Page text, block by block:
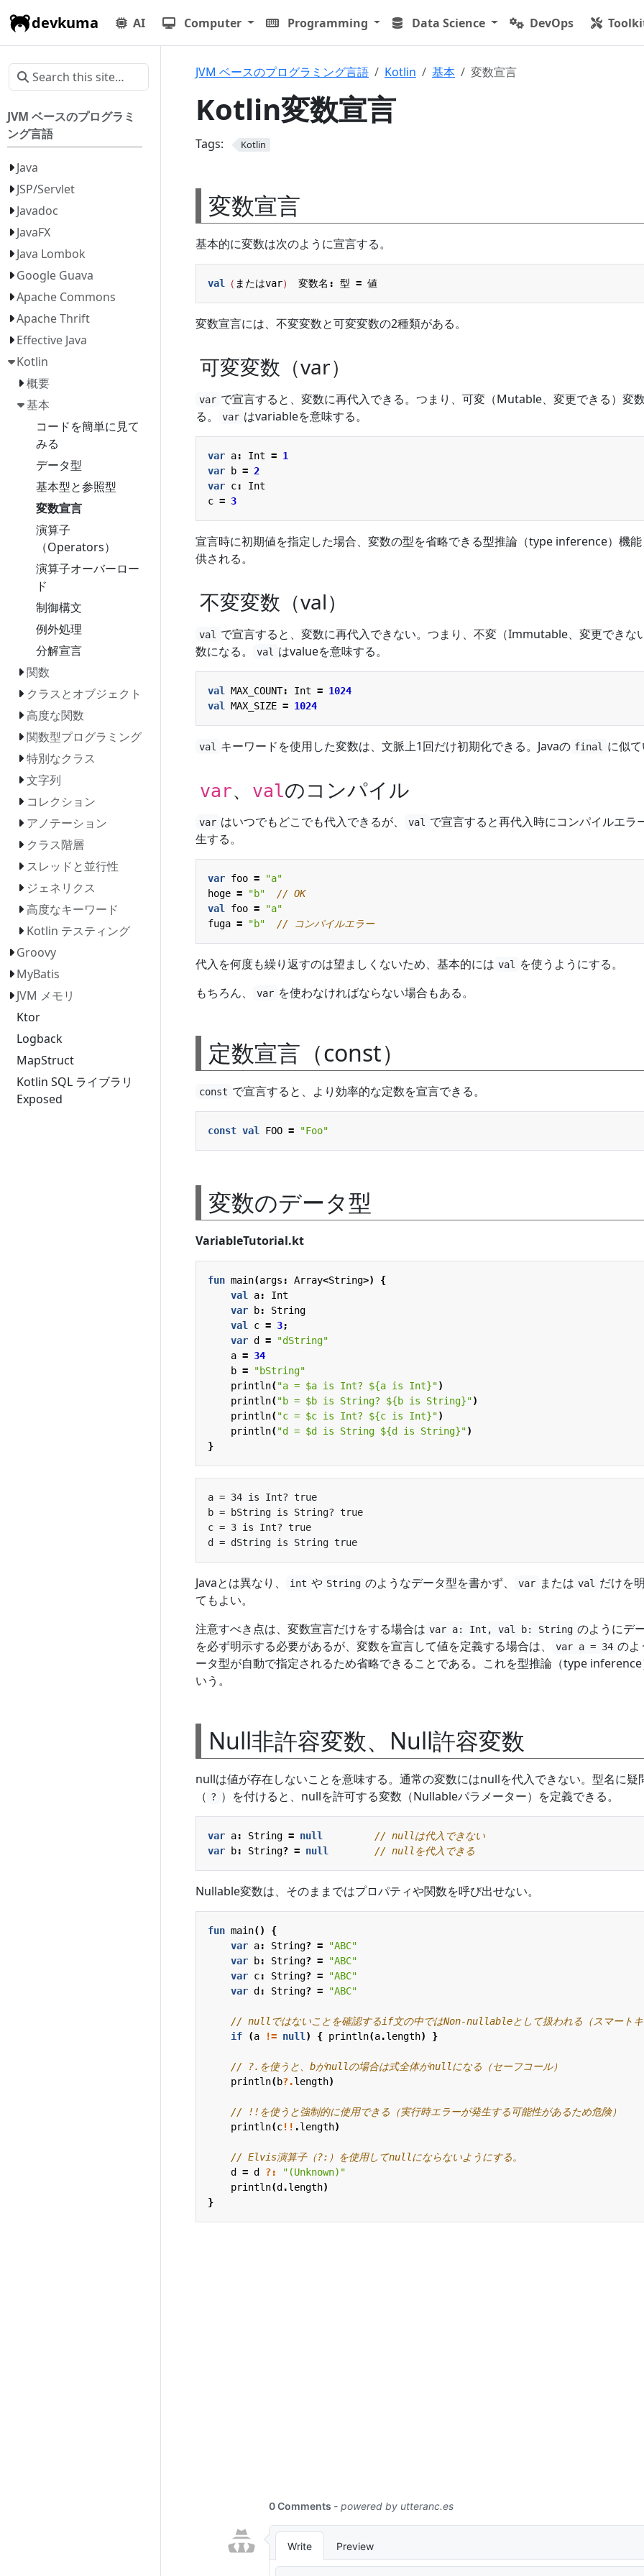
devkuma AI Computer Programming Data Science DevOps
JVM ベースのプログラミ
ング言語
Java
JSP/Servlet
Javadoc
JavaFX
Java Lombok
Google Guava
Apache Commons
Apache Thrift
Effective Java
Kotlin
概要
基本
コードを簡単に見て
みる
データ型
基本型と参照型
変数宣言
演算子
（Operators）
演算子オーバーロー
ド
制御構文
例外処理
分解宣言
関数
クラスとオブジェクト
高度な関数
関数型プログラミング
特別なクラス
文字列
コレクション
アノテーション
クラス階層
スレッドと並行性
ジェネリクス
高度なキーワード
Kotlin テスティング
Groovy
MyBatis
JVM メモリ
Ktor
Logback
MapStruct
Kotlin SQL ライブラリ
Exposed
JVM ベースのプログラミング言語 Kotlin 基本 変数宣言
Kotlin変数宣言
Tags: Kotlin
変数宣言
基本的に変数は次のように宣言する。
val （ またはvar） 変数名 : 型 = 値
変数宣言には、不変変数と可変変数の2種類がある。
可変変数（var）
var で宣言すると、変数に再代入できる。つまり、可変（Mutable、変更できる）変
る。
var はvariableを意味する。
var a: Int = 1
var
b = 2
var c:
Int
c = 3
宣言時に初期値を指定した場合、変数の型を省略できる型推論（type inference）機
供される。
不変変数（val）
val
で宣言すると、変数に再代入できない。つまり、不変（Immutable、変更できな
数になる。
val はvalueを意味する。
val MAX _COUNT: Int = 1024
val
MAX _SIZE = 1024
val キーワードを使用した変数は、文脈上1回だけ初期化できる。Javaの final に似
var、 valのコンパイル
var はいつでもどこでも代入できるが、 val
で宣言すると再代入時にコンパイルエラ
生する。
var foo =
"a"
hoge = "b"
val
foo =
"a"
fuga = "b"
代入を何度も繰り返すのは望ましくないため、基本的には val
を使うようにする。
もちろん、
var を使わなければならない場合もある。
定数宣言（const）
const で宣言すると、より効率的な定数を宣言できる。
const val FOO = "Foo"
変数のデータ型
VariableTutorial.kt
fun main(args : Array<String>)
{
val
a:
Int
var
b:
String
val
c = 3;
var d =
"dString"
a = 34
b =
"bString"
println("a = $a is Int? ${a is Int}")
println("b = $b is String? ${b is String}")
println("c = $c is Int? ${c is Int}")
println("d = $d is String ${d is String}")
}
Javaとは異なり、 int や String のようなデータ型を書かず、 var または val
だけを
てもよい。
注意すべき点は、変数宣言だけをする場合は var a: Int, val b: String のようにデ
を必ず明示する必要があるが、変数を宣言して値を定義する場合は、
var a = 34 のよ
ータ型が自動で指定されるため省略できることである。これを型推論（type
いう。
Null非許容変数、Null許容変数
nullは値が存在しないことを意味する。通常の変数にはnullを代入できない。型名に疑
（ ? ）を付けると、nullを許可する変数（Nullableパラメーター）を定義できる。
var a: String = null
var
b: String? = null
Nullable変数は、そのままではプロパティや関数を呼び出せない。
fun main()
{
var a: String? =
"ABC"
var
b: String? =
"ABC"
var c: String? =
"ABC"
var d : String? = "ABC"
if (a != null ) { println(a.length) }
println(b?.length)
println(c!! .length)
d
= d ?:
"(Unknown)"
println(d .length)
}